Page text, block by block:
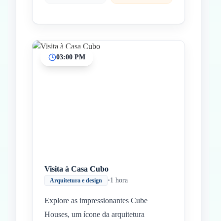
03:00 PM
Visita à Casa Cubo
Arquitetura e design •1 hora
Explore as impressionantes Cube
Houses, um ícone da arquitetura